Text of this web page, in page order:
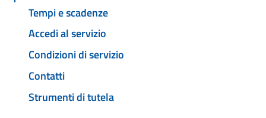
Tempi e scadenze
Accedi al servizio
Condizioni di servizio
Contatti
Strumenti di tutela